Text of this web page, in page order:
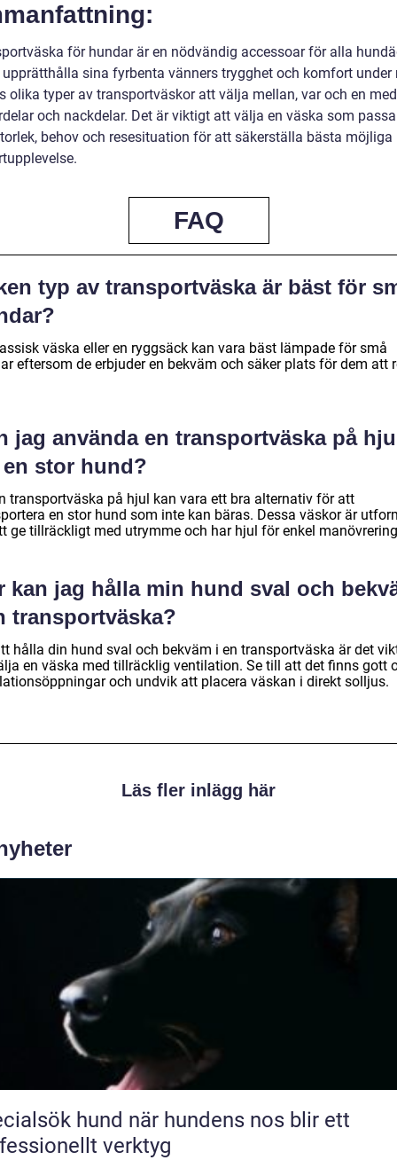
för hundar är en nödvändig accessoar för alla
sina fyrbenta vänners trygghet och komfort under
olika typer av transportväskor att välja mellan, var och en
och nackdelar. Det är viktigt att välja en väska som
behov och resesituation för att säkerställa bästa möjliga
FAQ
typ av transportväska är bäst för
väska eller en ryggsäck kan vara bäst lämpade för små
eftersom de erbjuder en bekväm och säker plats för dem att
jag använda en transportväska på
stor hund?
transportväska på hjul kan vara ett bra alternativ för att
en stor hund som inte kan bäras. Dessa väskor är
ge tillräckligt med utrymme och har hjul för enkel
kan jag hålla min hund sval och
transportväska?
hålla din hund sval och bekväm i en transportväska är det
en väska med tillräcklig ventilation. Se till att det finns gott
och undvik att placera väskan i direkt solljus.
Läs fler inlägg här
hund när hundens nos blir ett
verktyg